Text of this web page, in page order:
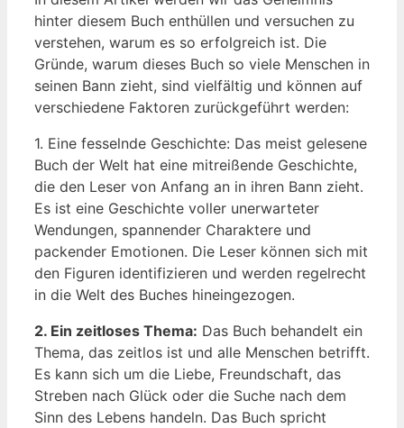
hinter diesem Buch⁣ enthüllen und‌ versuchen zu
verstehen,‌ warum es so erfolgreich ist. Die
Gründe, warum ‍dieses Buch so viele Menschen in
seinen Bann zieht, sind vielfältig und können‍ auf
verschiedene Faktoren zurückgeführt werden:
1. Eine fesselnde Geschichte: ​Das meist ‌gelesene
Buch der ‍Welt ​hat⁣ eine mitreißende Geschichte,⁢
die den Leser ‌von ​Anfang an in ihren Bann⁣ zieht.
Es ist‌ eine ​Geschichte ⁢voller unerwarteter
Wendungen, spannender⁢ Charaktere und
⁤packender Emotionen. Die ⁣Leser können sich ⁣mit
den Figuren identifizieren und werden ⁤regelrecht
in​ die Welt des Buches hineingezogen.
2. ⁣Ein ​zeitloses Thema: Das Buch behandelt​ ein
Thema, das zeitlos ist⁢ und alle Menschen betrifft.​
Es kann sich um die⁣ Liebe, Freundschaft, das
Streben ⁢nach Glück oder die⁢ Suche ​nach ‌dem
Sinn des Lebens ⁤handeln. Das Buch spricht⁣